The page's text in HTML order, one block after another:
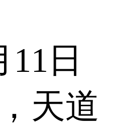
日
天道